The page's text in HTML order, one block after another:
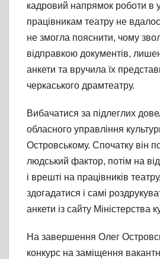
кадровий напрямок роботи в
працівникам театру не
не змогла пояснити, чому
відправкою документів,
анкети та вручила їх
черкаського драмтеатру.
Вибачатися за підлеглих
обласного управління
Островському. Спочатку він
людський фактор, потім на
і врешті на працівників
здогадатися і самі
анкети із сайту Міністерства
На завершення Олег
конкурс на заміщення